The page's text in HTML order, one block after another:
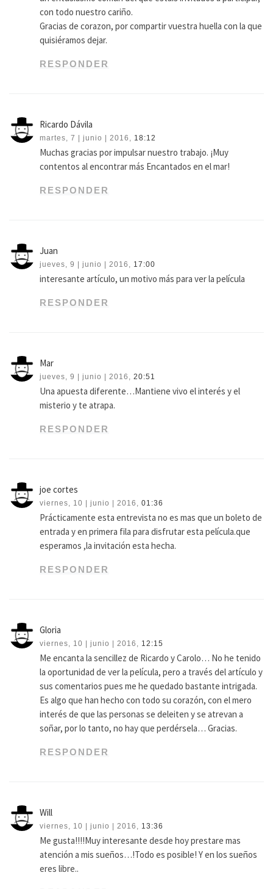
con todo nuestro cariño.
Gracias de corazon, por compartir vuestra huella con la que
quisiéramos dejar.
RESPONDER
Ricardo Dávila
martes, 7 | junio | 2016, 18:12
Muchas gracias por impulsar nuestro trabajo. ¡Muy
contentos al encontrar más Encantados en el mar!
RESPONDER
Juan
jueves, 9 | junio | 2016, 17:00
interesante artículo, un motivo más para ver la película
RESPONDER
Mar
jueves, 9 | junio | 2016, 20:51
Una apuesta diferente…Mantiene vivo el interés y el
misterio y te atrapa.
RESPONDER
joe cortes
viernes, 10 | junio | 2016, 01:36
Prácticamente esta entrevista no es mas que un boleto de
entrada y en primera fila para disfrutar esta película.que
esperamos ,la invitación esta hecha.
RESPONDER
Gloria
viernes, 10 | junio | 2016, 12:15
Me encanta la sencillez de Ricardo y Carolo… No he tenido
la oportunidad de ver la película, pero a través del artículo y
sus comentarios pues me he quedado bastante intrigada.
Es algo que han hecho con todo su corazón, con el mero
interés de que las personas se deleiten y se atrevan a
soñar, por lo tanto, no hay que perdérsela… Gracias.
RESPONDER
Will
viernes, 10 | junio | 2016, 13:36
Me gusta!!!!Muy interesante desde hoy prestare mas
atención a mis sueños…!Todo es posible! Y en los sueños
eres libre..